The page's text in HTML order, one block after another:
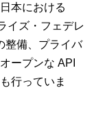
本における
イズ・フェデレ
整備、プライバ
ープンな API
行っていま